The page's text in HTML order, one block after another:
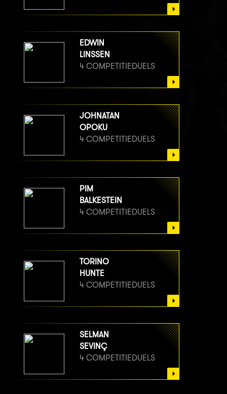
EDWIN
LINSSEN
4 COMPETITIEDUELS
JOHNATAN
OPOKU
4 COMPETITIEDUELS
PIM
BALKESTEIN
4 COMPETITIEDUELS
TORINO
HUNTE
4 COMPETITIEDUELS
SELMAN
SEVINÇ
4 COMPETITIEDUELS